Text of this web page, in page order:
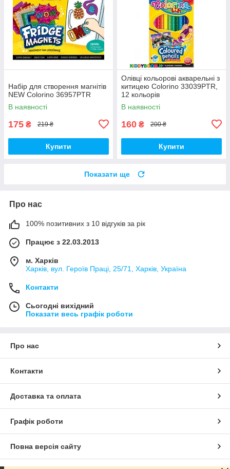
Набір для створення магнітів
NEW Colorino 36957PTR
В наявності
175 ₴ 219 ₴
Купити
Олівці кольорові акварельні з
китицею Colorino 33039PTR,
12 кольорів
В наявності
160 ₴ 200 ₴
Купити
Показати ще
Про нас
100% позитивних з 10 відгуків за рік
Працює з 22.03.2013
м. Харків
Харків, вул. Героїв Праці, 25/71, Харків, Україна
Контакти
Сьогодні вихідний
Показати весь графік роботи
Про нас
Контакти
Доставка та оплата
Графік роботи
Повна версія сайту